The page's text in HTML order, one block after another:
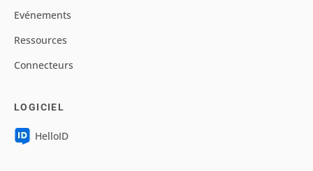
Evénements
Ressources
Connecteurs
LOGICIEL
HelloID